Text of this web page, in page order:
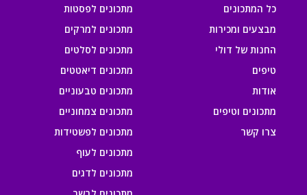
כל המתכונים
מבצעים ומכירות
החנות של דולי
טיפים
אודות
מתכונים וטיפים
צרו קשר
מתכונים לפסטות
מתכונים למרקים
מתכונים לסלטים
מתכונים דיאטטים
מתכונים טבעוניים
מתכונים צמחוניים
מתכונים לפשטידות
מתכונים לעוף
מתכונים לדגים